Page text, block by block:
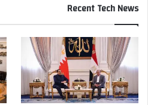
Recent Tech News